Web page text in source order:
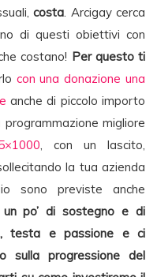
costa. Arcigay cerca
di questi obiettivi con
costano! Per questo ti
con una donazione una
anche di piccolo importo
migliore
, con un lascito,
la tua azienda
sono previste anche
po’ di sostegno e di
testa e passione e ci
sulla progressione del